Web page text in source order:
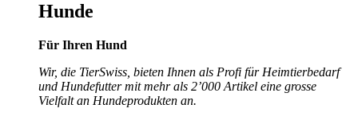
Hunde
Für Ihren Hund
Wir, die TierSwiss, bieten Ihnen als Profi für Heimtierbedarf
und Hundefutter mit mehr als 2’000 Artikel eine grosse
Vielfalt an Hundeprodukten an.